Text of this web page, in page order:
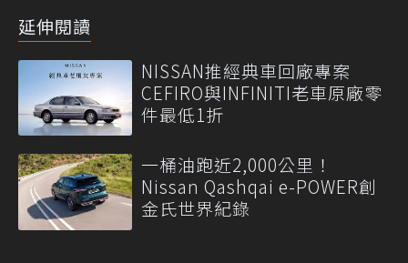
延伸閱讀
NISSAN推經典車回廠專案
CEFIRO與INFINITI老車原廠零
件最低1折
一桶油跑近2,000公里！
Nissan Qashqai e-POWER創
金氏世界紀錄